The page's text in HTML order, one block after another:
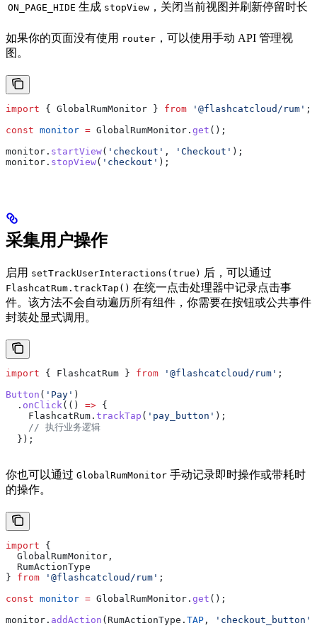
ON_PAGE_HIDE 生成 stopView ，关闭当前视图并刷新停留时长
如果你的页面没有使用 router ，可以使用手动 API 管理视
图。
import { GlobalRumMonitor } from '@flashcatcloud/rum' ;
const monitor = GlobalRumMonitor . get ();
monitor . startView( 'checkout' , 'Checkout' );
monitor . stopView( 'checkout' );
采集用户操作
启用 setTrackUserInteractions(true) 后，可以通过
FlashcatRum.trackTap() 在统一点击处理器中记录点击事
件。该方法不会自动遍历所有组件，你需要在按钮或公共事件
封装处显式调用。
import { FlashcatRum } from '@flashcatcloud/rum' ;
Button ( 'Pay' )
  .
onClick (() => {
    FlashcatRum
. trackTap ( 'pay_button' );
    // 执行业务逻辑
  });
你也可以通过 GlobalRumMonitor 手动记录即时操作或带耗时
的操作。
import {
  GlobalRumMonitor
,
  RumActionType
} from '@flashcatcloud/rum' ;
const monitor = GlobalRumMonitor . get ();
monitor . addAction ( RumActionType . TAP , 'checkout_button'